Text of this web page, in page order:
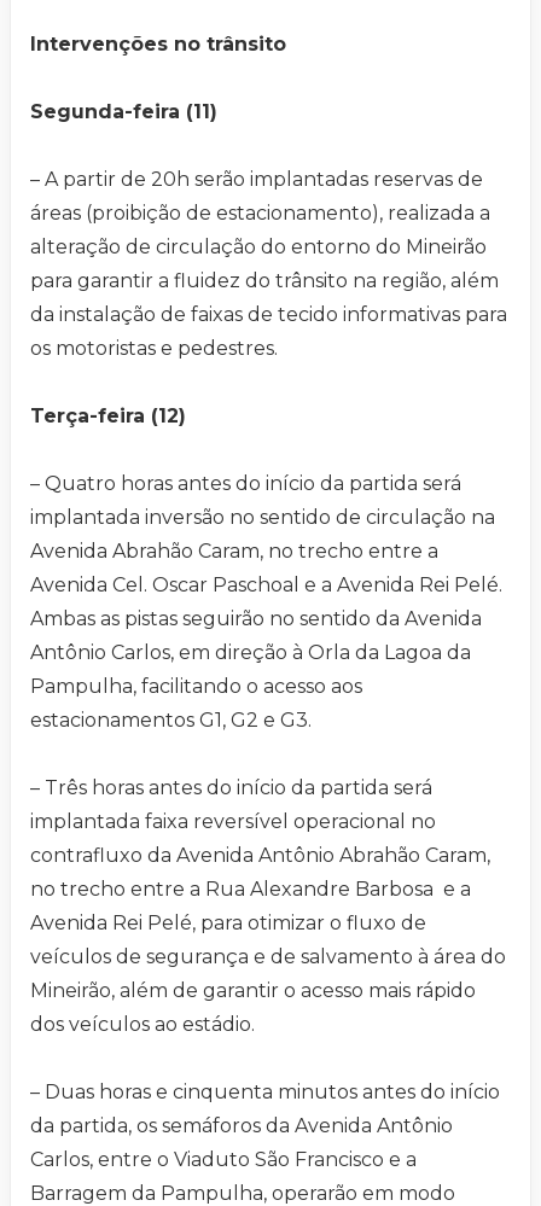
Intervenções no trânsito
Segunda-feira (11)
– A partir de 20h serão implantadas reservas de
áreas (proibição de estacionamento), realizada a
alteração de circulação do entorno do Mineirão
para garantir a fluidez do trânsito na região, além
da instalação de faixas de tecido informativas para
os motoristas e pedestres.
Terça-feira (12)
– Quatro horas antes do início da partida será
implantada inversão no sentido de circulação na
Avenida Abrahão Caram, no trecho entre a
Avenida Cel. Oscar Paschoal e a Avenida Rei Pelé.
Ambas as pistas seguirão no sentido da Avenida
Antônio Carlos, em direção à Orla da Lagoa da
Pampulha, facilitando o acesso aos
estacionamentos G1, G2 e G3.
– Três horas antes do início da partida será
implantada faixa reversível operacional no
contrafluxo da Avenida Antônio Abrahão Caram,
no trecho entre a Rua Alexandre Barbosa e a
Avenida Rei Pelé, para otimizar o fluxo de
veículos de segurança e de salvamento à área do
Mineirão, além de garantir o acesso mais rápido
dos veículos ao estádio.
– Duas horas e cinquenta minutos antes do início
da partida, os semáforos da Avenida Antônio
Carlos, entre o Viaduto São Francisco e a
Barragem da Pampulha, operarão em modo